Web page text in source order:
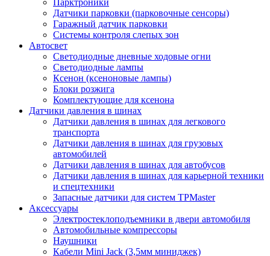
Парктроники
Датчики парковки (парковочные сенсоры)
Гаражный датчик парковки
Системы контроля слепых зон
Автосвет
Светодиодные дневные ходовые огни
Светодиодные лампы
Ксенон (ксеноновые лампы)
Блоки розжига
Комплектующие для ксенона
Датчики давления в шинах
Датчики давления в шинах для легкового
транспорта
Датчики давления в шинах для грузовых
автомобилей
Датчики давления в шинах для автобусов
Датчики давления в шинах для карьерной техники
и спецтехники
Запасные датчики для систем TPMaster
Аксессуары
Электростеклоподъемники в двери автомобиля
Автомобильные компрессоры
Наушники
Кабели Mini Jack (3,5мм миниджек)